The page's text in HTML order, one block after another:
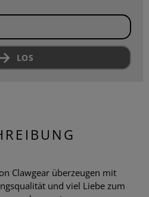
LOS
Clawgear überzeugen mit
und viel Liebe zum